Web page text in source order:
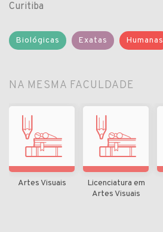
Curitiba
Biológicas Exatas Humanas
NA MESMA FACULDADE
Artes Visuais
Licenciatura em
Artes Visuais